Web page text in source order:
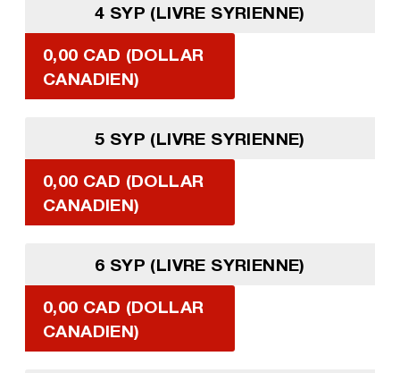
4 SYP (LIVRE SYRIENNE)
0,00 CAD (DOLLAR
CANADIEN)
5 SYP (LIVRE SYRIENNE)
0,00 CAD (DOLLAR
CANADIEN)
6 SYP (LIVRE SYRIENNE)
0,00 CAD (DOLLAR
CANADIEN)